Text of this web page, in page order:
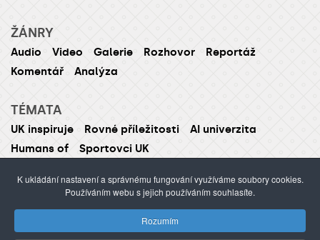
ŽÁNRY
Audio Video Galerie Rozhovor
Reportáž
Komentář
Analýza
TÉMATA
UK inspiruje Rovné příležitosti
AI univerzita
Humans of
Sportovci UK
Publikování nebo šíření obsahu je zakázáno bez
K ukládání nastavení a správnému fungování využíváme soubory cookies.
Používáním webu s jejich používáním souhlasíte.
Rozumím